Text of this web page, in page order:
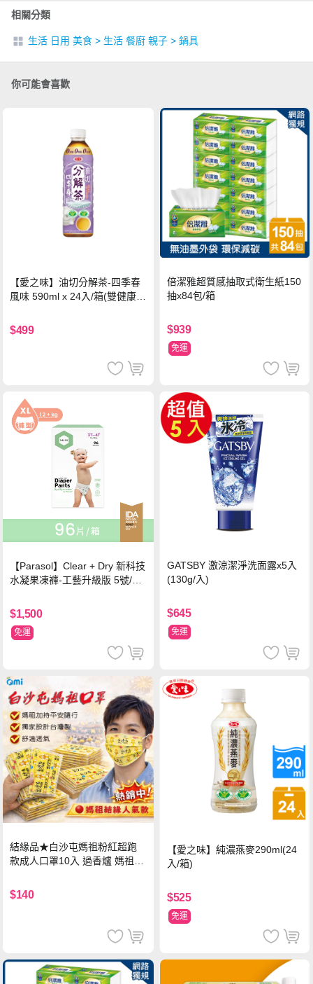
相關分類
生活 日用 美食 > 生活 餐廚 親子 > 鍋具
你可能會喜歡
【愛之味】油切分解茶-四季春
風味 590ml x 24入/箱(雙健康認
$499
倍潔雅超質感抽取式衛生紙150
抽x84包/箱
$939
免運
【Parasol】Clear + Dry 新科技
水凝果凍褲-工藝升級版 5號/XL
$1,500
免運
GATSBY 激涼潔淨洗面露x5入
(130g/入)
$645
免運
結緣品★白沙屯媽祖粉紅超跑
款成人口罩10入 過香爐 媽祖加
$140
【愛之味】純濃燕麥290ml(24
入/箱)
$525
免運